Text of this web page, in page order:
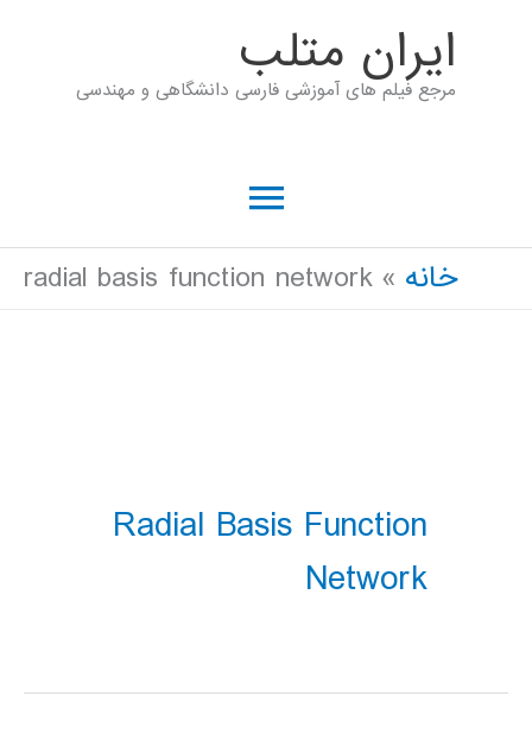
ايران متلب
مرجع فیلم های آموزشی فارسی دانشگاهی و مهندسی
فهرست
اصلی
خانه radial basis function network
Radial Basis Function
Network